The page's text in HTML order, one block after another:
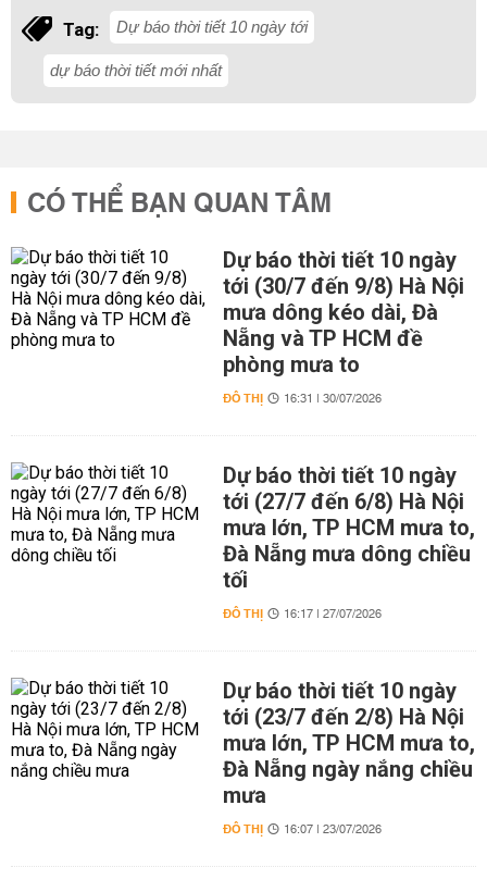
Tag: Dự báo thời tiết 10 ngày tới
dự báo thời tiết mới nhất
CÓ THỂ BẠN QUAN TÂM
Dự báo thời tiết 10 ngày
tới (30/7 đến 9/8) Hà Nội
mưa dông kéo dài, Đà
Nẵng và TP HCM đề
phòng mưa to
ĐÔ THỊ 16:31 | 30/07/2026
Dự báo thời tiết 10 ngày
tới (27/7 đến 6/8) Hà Nội
mưa lớn, TP HCM mưa to,
Đà Nẵng mưa dông chiều
tối
ĐÔ THỊ 16:17 | 27/07/2026
Dự báo thời tiết 10 ngày
tới (23/7 đến 2/8) Hà Nội
mưa lớn, TP HCM mưa to,
Đà Nẵng ngày nắng chiều
mưa
ĐÔ THỊ 16:07 | 23/07/2026